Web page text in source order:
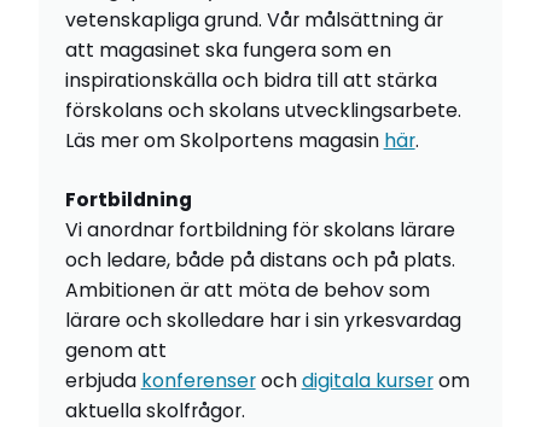
vetenskapliga grund. Vår målsättning är
att magasinet ska fungera som en
inspirationskälla och bidra till att stärka
förskolans och skolans utvecklingsarbete.
Läs mer om Skolportens magasin här.
Fortbildning
Vi anordnar fortbildning för skolans lärare
och ledare, både på distans och på plats.
Ambitionen är att möta de behov som
lärare och skolledare har i sin yrkesvardag
genom att
erbjuda konferenserochdigitala kurserom
aktuella skolfrågor.